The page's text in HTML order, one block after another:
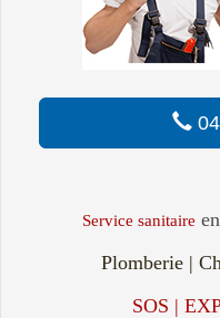
Service sanitaire
Plomberie |
SOS |